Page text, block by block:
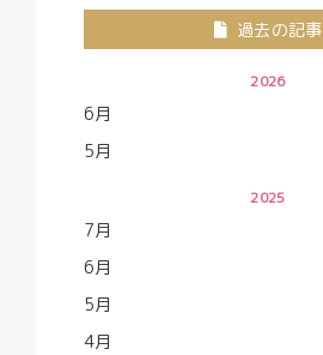
過去の記事
2026
6月
5月
2025
7月
6月
5月
4月